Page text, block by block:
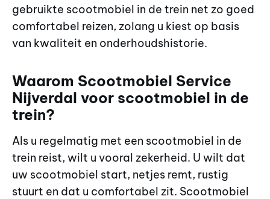
gebruikte scootmobiel in de trein net zo goed
comfortabel reizen, zolang u kiest op basis
van kwaliteit en onderhoudshistorie.
Waarom Scootmobiel Service
Nijverdal voor scootmobiel in de
trein?
Als u regelmatig met een scootmobiel in de
trein reist, wilt u vooral zekerheid. U wilt dat
uw scootmobiel start, netjes remt, rustig
stuurt en dat u comfortabel zit. Scootmobiel